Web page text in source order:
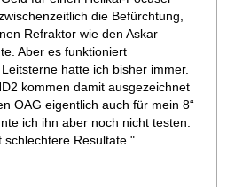
die Befürchtung,
Refraktor wie den Askar
Aber es funktioniert
hatte ich bisher immer.
kommen damit ausgezeichnet
OAG eigentlich auch für mein 8“
ich ihn aber noch nicht testen.
schlechtere Resultate."